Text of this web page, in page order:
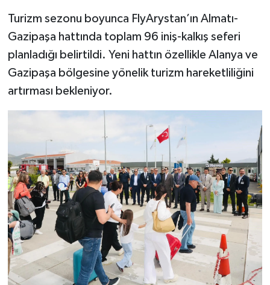
Turizm sezonu boyunca FlyArystan’ın Almatı-
Gazipaşa hattında toplam 96 iniş-kalkış seferi
planladığı belirtildi. Yeni hattın özellikle Alanya ve
Gazipaşa bölgesine yönelik turizm hareketliliğini
artırması bekleniyor.